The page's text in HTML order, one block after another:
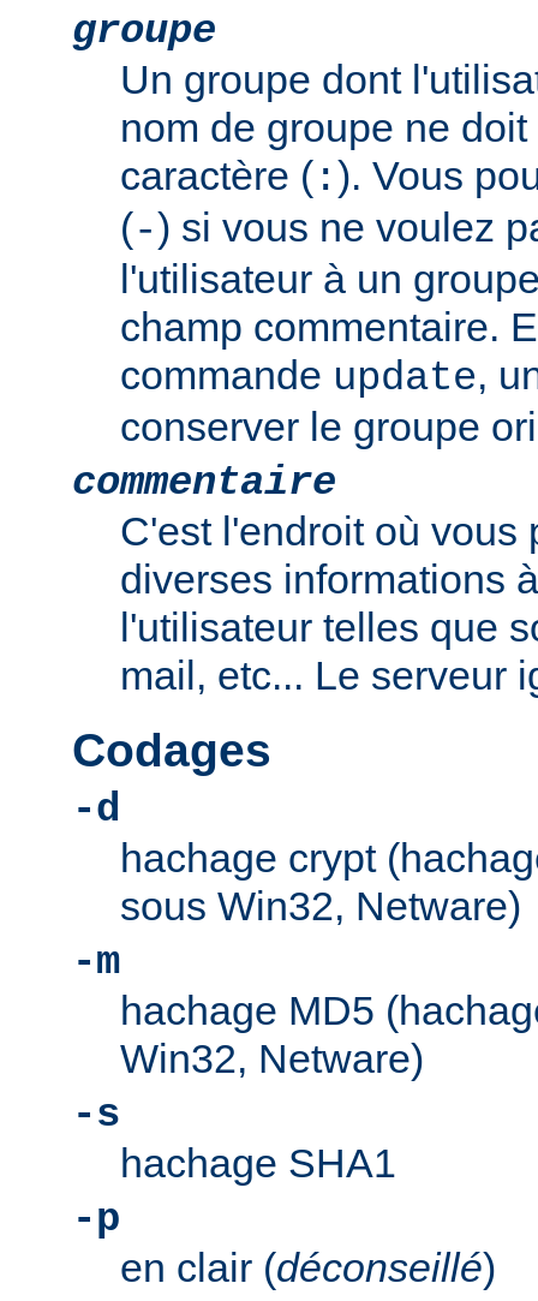
groupe
Un groupe dont
nom de groupe ne
caractère ( :). Vous
(-) si vous ne voulez
l'utilisateur à un
champ commentaire.
commande update,
conserver le groupe
commentaire
C'est l'endroit où vous
diverses informations
l'utilisateur telles que
mail, etc... Le serveur
Codages
-d
hachage crypt
sous Win32, Netware)
-m
hachage MD5
Win32, Netware)
-s
hachage SHA1
-p
en clair (déconseillé)